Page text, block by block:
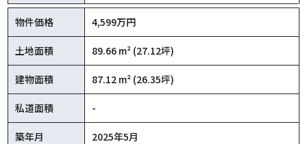
物件価格 4,599万円
土地面積 89.66 m² (27.12坪)
建物面積 87.12 m² (26.35坪)
私道面積 -
築年月 2025年5月